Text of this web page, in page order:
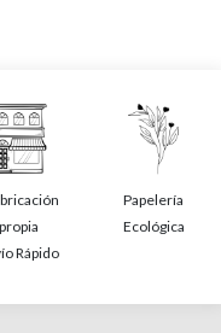
propia
Rápido
Papelería
Ecológica